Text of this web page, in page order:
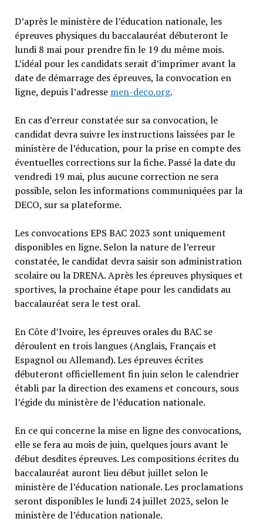
D’après le ministère de l’éducation nationale, les
épreuves physiques du baccalauréat débuteront le
lundi 8 mai pour prendre fin le 19 du même mois.
L’idéal pour les candidats serait d’imprimer avant la
date de démarrage des épreuves, la convocation en
ligne, depuis l’adresse men-deco.org.
En cas d’erreur constatée sur sa convocation, le
candidat devra suivre les instructions laissées par le
ministère de l’éducation, pour la prise en compte des
éventuelles corrections sur la fiche. Passé la date du
vendredi 19 mai, plus aucune correction ne sera
possible, selon les informations communiquées par la
DECO, sur sa plateforme.
Les convocations EPS BAC 2023 sont uniquement
disponibles en ligne. Selon la nature de l’erreur
constatée, le candidat devra saisir son administration
scolaire ou la DRENA. Après les épreuves physiques et
sportives, la prochaine étape pour les candidats au
baccalauréat sera le test oral.
En Côte d’Ivoire, les épreuves orales du BAC se
déroulent en trois langues (Anglais, Français et
Espagnol ou Allemand). Les épreuves écrites
débuteront officiellement fin juin selon le calendrier
établi par la direction des examens et concours, sous
l’égide du ministère de l’éducation nationale.
En ce qui concerne la mise en ligne des convocations,
elle se fera au mois de juin, quelques jours avant le
début desdites épreuves. Les compositions écrites du
baccalauréat auront lieu début juillet selon le
ministère de l’éducation nationale. Les proclamations
seront disponibles le lundi 24 juillet 2023, selon le
ministère de l’éducation nationale.